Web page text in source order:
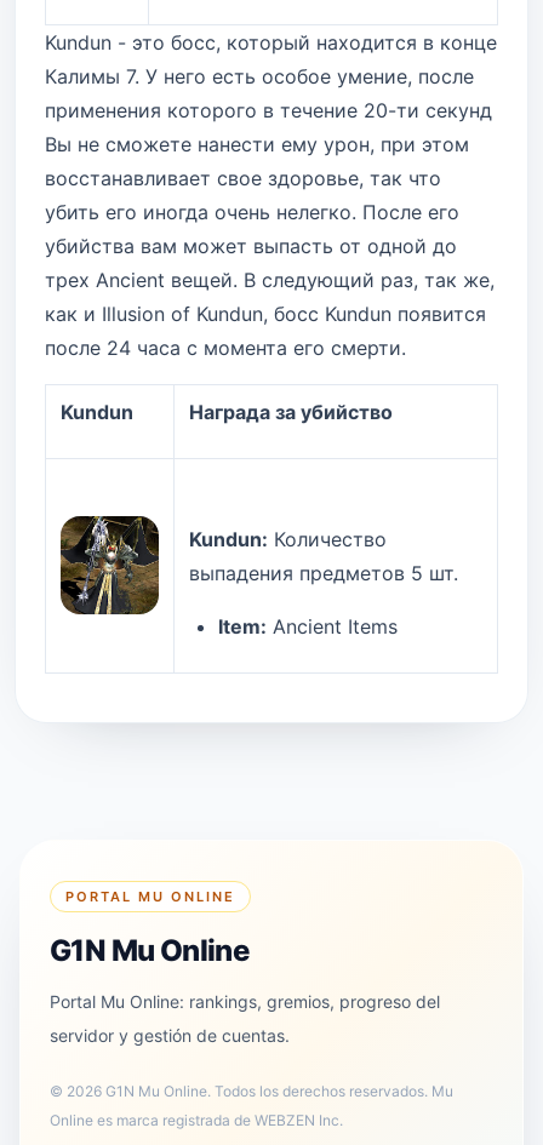
Kundun - это босс, который находится в конце
Калимы 7. У него есть особое умение, после
применения которого в течение 20-ти секунд
Вы не сможете нанести ему урон, при этом
восстанавливает свое здоровье, так что
убить его иногда очень нелегко. После его
убийства вам может выпасть от одной до
трех Ancient вещей. В следующий раз, так же,
как и Illusion of Kundun, босс Kundun появится
после 24 часа с момента его смерти.
Kundun Награда за убийство
Kundun: Количество
выпадения предметов 5 шт.
Item: Ancient Items
PORTAL MU ONLINE
G1N Mu Online
Portal Mu Online: rankings, gremios, progreso del
servidor y gestión de cuentas.
© 2026 G1N Mu Online. Todos los derechos reservados. Mu
Online es marca registrada de WEBZEN Inc.